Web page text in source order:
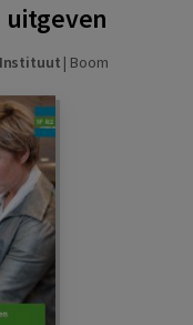
uitgeven
| Boom